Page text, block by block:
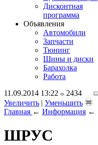
Дисконтная
программа
Объявления
Автомобили
Запчасти
Тюнинг
Шины и диски
Барахолка
Работа
11.09.2014 13:22
2434
Увеличить | Уменьшить
Главная ← Информация ←
ШРУС